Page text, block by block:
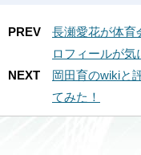
PREV
長瀬愛花が体育
ロフィールが気
NEXT
岡田育のwikiと
てみた！